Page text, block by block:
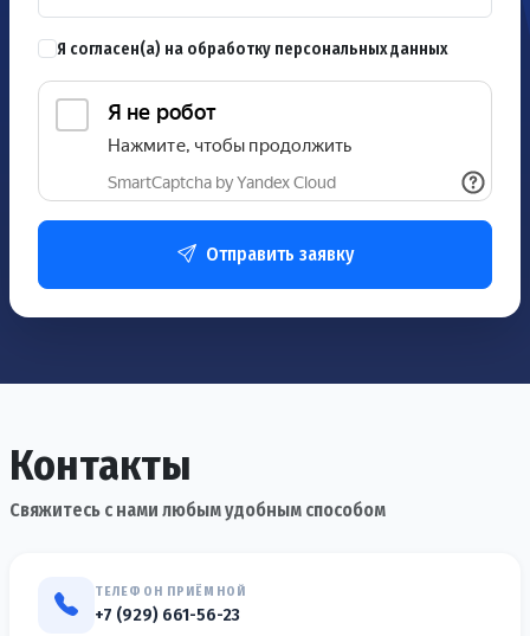
Я согласен(а) на обработку персональных данных
Отправить заявку
Контакты
Свяжитесь с нами любым удобным способом
ТЕЛЕФОН ПРИЁМНОЙ
+7 (929) 661-56-23